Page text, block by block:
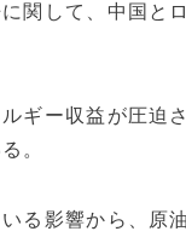
関して、中国と
ギー収益が圧迫
。
る影響から、原